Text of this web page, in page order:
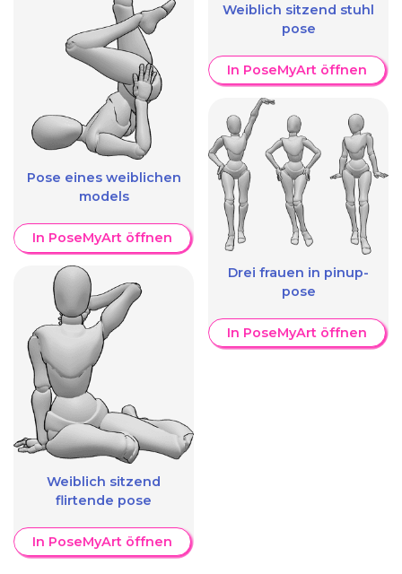
Pose eines weiblichen
models
In PoseMyArt öffnen
Weiblich sitzend
flirtende pose
In PoseMyArt öffnen
Weiblich sitzend stuhl
pose
In PoseMyArt öffnen
Drei frauen in pinup-
pose
In PoseMyArt öffnen